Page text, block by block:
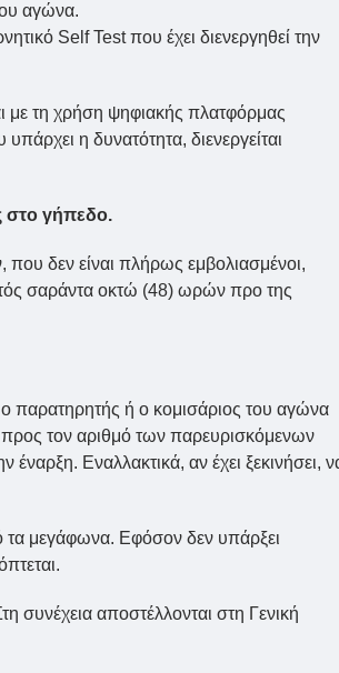
αγώνα.
Self Test που έχει διενεργηθεί την
με τη χρήση ψηφιακής πλατφόρμας
η δυνατότητα, διενεργείται
στο γήπεδο.
δεν είναι πλήρως εμβολιασμένοι,
σαράντα οκτώ (48) ωρών προ της
παρατηρητής ή ο κομισάριος του αγώνα
προς τον αριθμό των παρευρισκόμενων
έναρξη. Εναλλακτικά, αν έχει ξεκινήσει,
τα μεγάφωνα. Εφόσον δεν υπάρξει
συνέχεια αποστέλλονται στη Γενική